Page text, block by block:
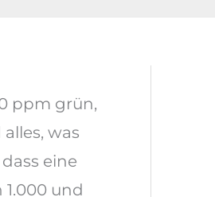
ppm grün,
was
eine
und